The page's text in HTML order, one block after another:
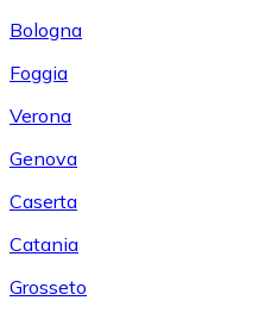
Bologna
Foggia
Verona
Genova
Caserta
Catania
Grosseto